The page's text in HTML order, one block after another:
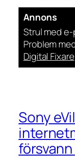
Annons
Strul med
Problem
Digital Fixare
Sony